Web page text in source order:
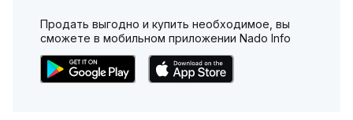
Продать выгодно и купить необходимое, вы
сможете в мобильном приложении Nado Info